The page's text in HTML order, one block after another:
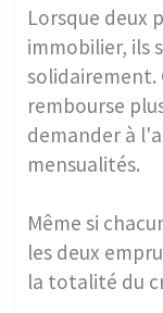
Lorsque deux
immobilier, ils
solidairement.
rembourse
demander à
mensualités.
Même si
les deux
la totalité du